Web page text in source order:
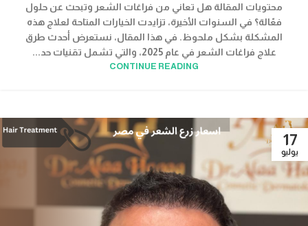
محتويات المقالة هل تعاني من فراغات الشعر وتبحث عن حلول
فعّالة؟ في السنوات الأخيرة، تزايدت الخيارات المتاحة لعلاج هذه
المشكلة بشكل ملحوظ. في هذا المقال، نستعرض أحدث طرق
علاج فراغات الشعر في عام 2025، والتي تشمل تقنيات حد...
CONTINUE READING
17
يوليو